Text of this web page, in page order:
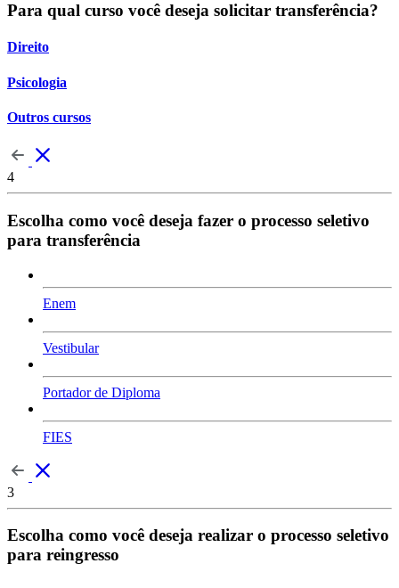
Para qual curso você deseja solicitar transferência?
Direito
Psicologia
Outros cursos
4
Escolha como você deseja fazer o processo seletivo
para transferência
Enem
Vestibular
Portador de Diploma
FIES
3
Escolha como você deseja realizar o processo seletivo
para reingresso